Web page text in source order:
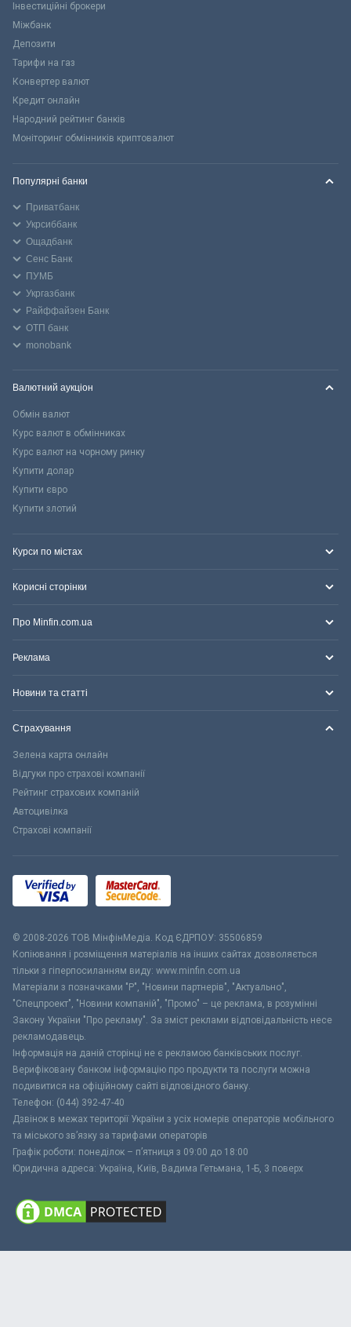
Інвестиційні брокери
Міжбанк
Депозити
Тарифи на газ
Конвертер валют
Кредит онлайн
Народний рейтинг банків
Моніторинг обмінників криптовалют
Популярні банки
Приватбанк
Укрсиббанк
Ощадбанк
Сенс Банк
ПУМБ
Укргазбанк
Райффайзен Банк
ОТП банк
monobank
Валютний аукціон
Обмін валют
Курс валют в обмінниках
Курс валют на чорному ринку
Купити долар
Купити євро
Купити злотий
Курси по містах
Корисні сторінки
Про Minfin.com.ua
Реклама
Новини та статті
Страхування
Зелена карта онлайн
Відгуки про страхові компанії
Рейтинг страхових компаній
Автоцивілка
Страхові компанії
© 2008-2026 ТОВ МiнфiнМедiа. Код ЄДРПОУ: 35506859
Копіювання і розміщення матеріалів на інших сайтах дозволяється
тільки з гіперпосиланням виду: www.minfin.com.ua
Матеріали з позначками "Р", "Новини партнерів", "Актуально",
"Спецпроект", "Новини компаній", "Промо" – це реклама, в розумінні
Закону України "Про рекламу". За зміст реклами відповідальність несе
рекламодавець.
Інформація на даній сторінці не є рекламою банківських послуг.
Верифіковану банком інформацію про продукти та послуги можна
подивитися на офіційному сайті відповідного банку.
Телефон: (044) 392-47-40
Дзвінок в межах території України з усіх номерів операторів мобільного
та міського зв’язку за тарифами операторів
Графік роботи: понеділок – п’ятниця з 09:00 до 18:00
Юридична адреса: Україна, Київ, Вадима Гетьмана, 1-Б, 3 поверх